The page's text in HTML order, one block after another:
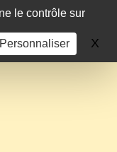
le contrôle sur
Personnaliser X